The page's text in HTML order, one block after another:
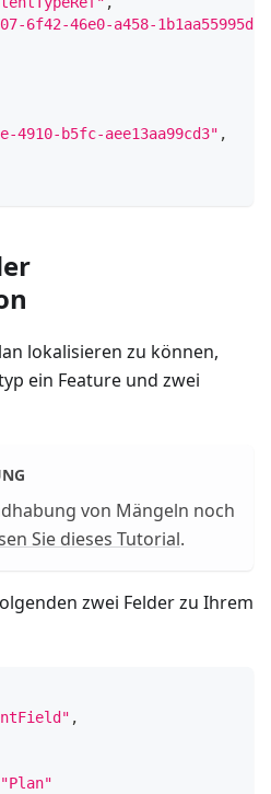
6f42-46e0-a458-1b1aa55995d5"
4910-b5fc-aee13aa99cd3" ,
lokalisieren zu können,
ein Feature und zwei
von Mängeln noch
Sie dieses Tutorial.
zwei Felder zu Ihrem
,
"Plan"